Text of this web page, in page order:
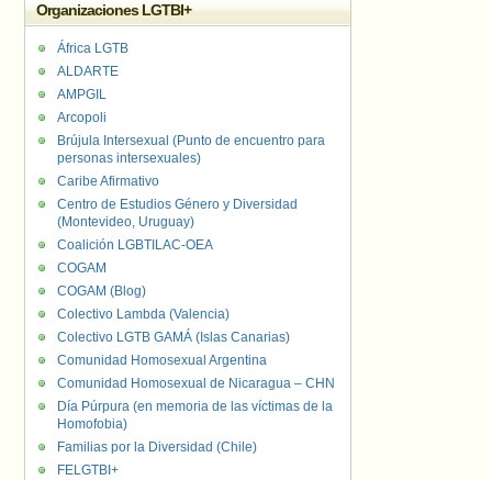
Organizaciones LGTBI+
África LGTB
ALDARTE
AMPGIL
Arcopoli
Brújula Intersexual (Punto de encuentro para
personas intersexuales)
Caribe Afirmativo
Centro de Estudios Género y Diversidad
(Montevideo, Uruguay)
Coalición LGBTILAC-OEA
COGAM
COGAM (Blog)
Colectivo Lambda (Valencia)
Colectivo LGTB GAMÁ (Islas Canarias)
Comunidad Homosexual Argentina
Comunidad Homosexual de Nicaragua – CHN
Día Púrpura (en memoria de las víctimas de la
Homofobia)
Familias por la Diversidad (Chile)
FELGTBI+